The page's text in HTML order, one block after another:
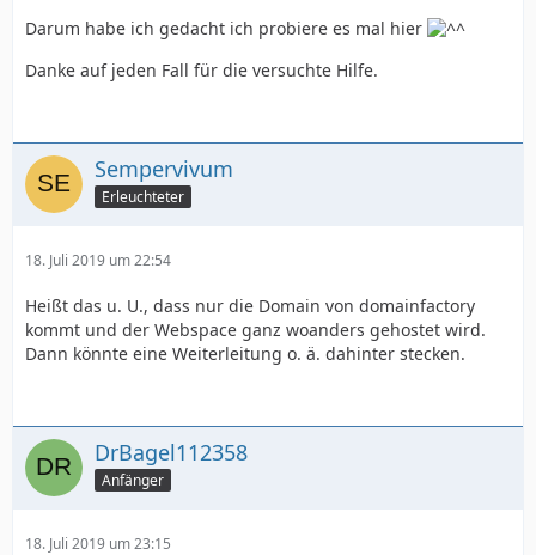
Darum habe ich gedacht ich probiere es mal hier
Danke auf jeden Fall für die versuchte Hilfe.
Sempervivum
Erleuchteter
18. Juli 2019 um 22:54
Heißt das u. U., dass nur die Domain von domainfactory
kommt und der Webspace ganz woanders gehostet wird.
Dann könnte eine Weiterleitung o. ä. dahinter stecken.
DrBagel112358
Anfänger
18. Juli 2019 um 23:15